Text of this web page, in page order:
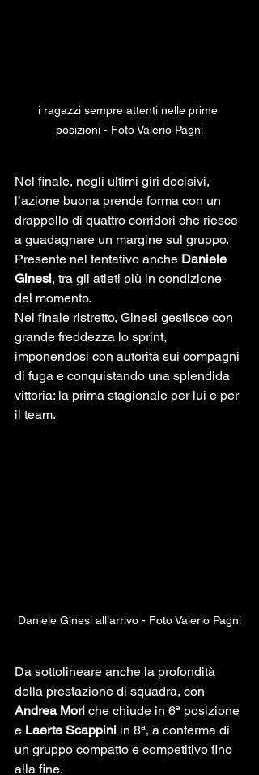
i ragazzi sempre attenti nelle prime
posizioni - Foto Valerio Pagni
Nel finale, negli ultimi giri decisivi,
l’azione buona prende forma con un
drappello di quattro corridori che riesce
a guadagnare un margine sul gruppo.
Presente nel tentativo anche Daniele
Ginesi, tra gli atleti più in condizione
del momento.
Nel finale ristretto, Ginesi gestisce con
grande freddezza lo sprint,
imponendosi con autorità sui compagni
di fuga e conquistando una splendida
vittoria: la prima stagionale per lui e per
il team.
Daniele Ginesi all’arrivo - Foto Valerio Pagni
Da sottolineare anche la profondità
della prestazione di squadra, con
Andrea Mori che chiude in 6ª posizione
e Laerte Scappini in 8ª, a conferma di
un gruppo compatto e competitivo fino
alla fine.